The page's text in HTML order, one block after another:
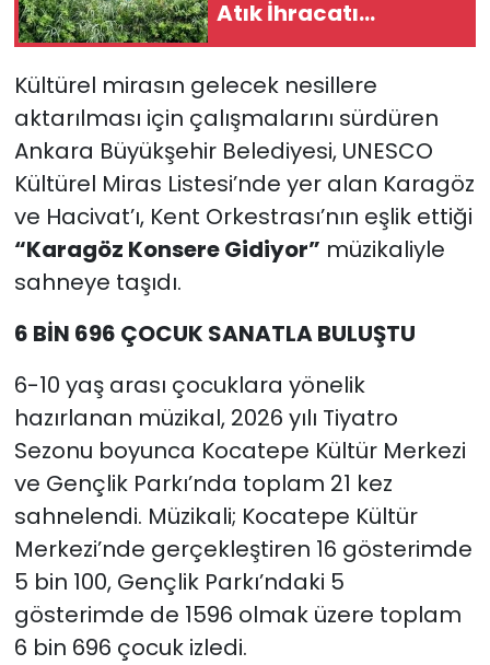
Atık İhracatı
Türkiye'nin Tarım
Yol Açıyor
Kültürel mirasın gelecek nesillere
aktarılması için çalışmalarını sürdüren
Ankara Büyükşehir Belediyesi, UNESCO
Kültürel Miras Listesi’nde yer alan Karagöz
ve Hacivat’ı, Kent Orkestrası’nın eşlik ettiği
“Karagöz Konsere Gidiyor” müzikaliyle
sahneye taşıdı.
6 BİN 696 ÇOCUK SANATLA BULUŞTU
6-10 yaş arası çocuklara yönelik
hazırlanan müzikal, 2026 yılı Tiyatro
Sezonu boyunca Kocatepe Kültür Merkezi
ve Gençlik Parkı’nda toplam 21 kez
sahnelendi. Müzikali; Kocatepe Kültür
Merkezi’nde gerçekleştiren 16 gösterimde
5 bin 100, Gençlik Parkı’ndaki 5
gösterimde de 1596 olmak üzere toplam
6 bin 696 çocuk izledi.